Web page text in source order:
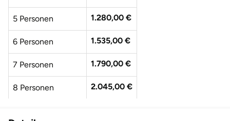
5 Personen 1.280,00 €
6 Personen 1.535,00 €
7 Personen 1.790,00 €
8 Personen 2.045,00 €